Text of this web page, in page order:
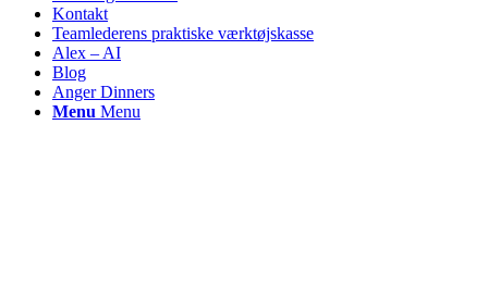
Kontakt
Teamlederens praktiske værktøjskasse
Alex – AI
Blog
Anger Dinners
Menu Menu